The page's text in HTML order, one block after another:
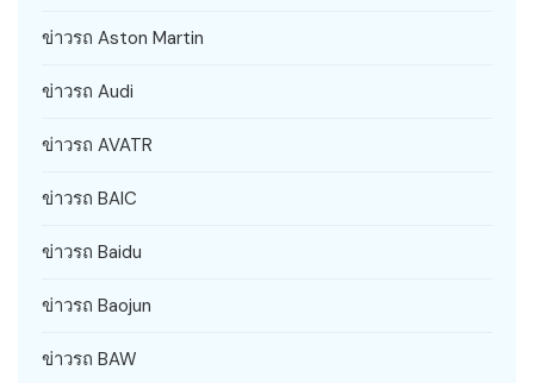
ข่าวรถ Aston Martin
ข่าวรถ Audi
ข่าวรถ AVATR
ข่าวรถ BAIC
ข่าวรถ Baidu
ข่าวรถ Baojun
ข่าวรถ BAW